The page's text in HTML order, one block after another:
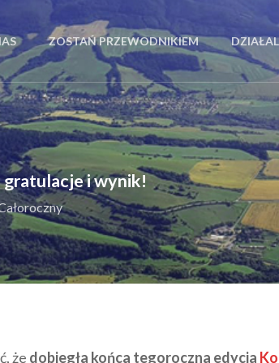
ZOSTAŃ PRZEWODNIKIEM
gratulacje i wynik!
że dobiegła końca tegoroczna edycja